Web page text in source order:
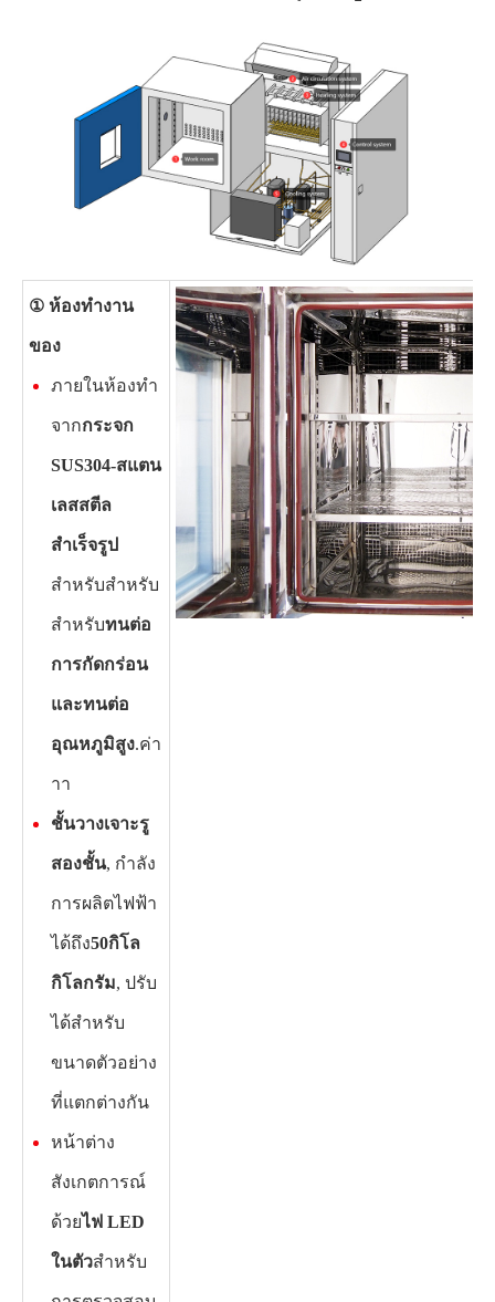
① ห้องทำงาน
ของ
ภายในห้องทำ
จากกระจก
SUS304-สแตน
เลสสตีล
สำเร็จรูป
สำหรับสำหรับ
สำหรับทนต่อ
การกัดกร่อน
และทนต่อ
อุณหภูมิสูง.ค่า
าา
ชั้นวางเจาะรู
สองชั้น, กำลัง
การผลิตไฟฟ้า
ได้ถึง50กิโล
กิโลกรัม, ปรับ
ได้สำหรับ
ขนาดตัวอย่าง
ที่แตกต่างกัน
หน้าต่าง
สังเกตการณ์
ด้วยไฟ LED
ในตัวสำหรับ